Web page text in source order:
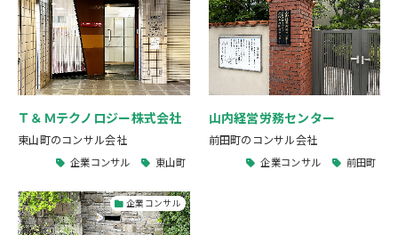
Ｔ＆Ｍテクノロジー株式会社
東山町のコンサル会社
企業コンサル 東山町
山内経営労務センター
前田町のコンサル会社
企業コンサル 前田町
企業コンサル